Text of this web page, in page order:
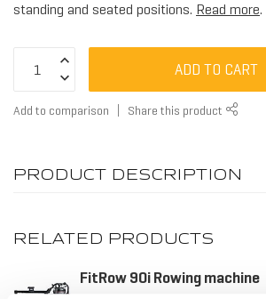
standing and seated positions. Read more.
ADD TO CART
Add to comparison Share this product
PRODUCT DESCRIPTION
RELATED PRODUCTS
FitRow 90i Rowing machine